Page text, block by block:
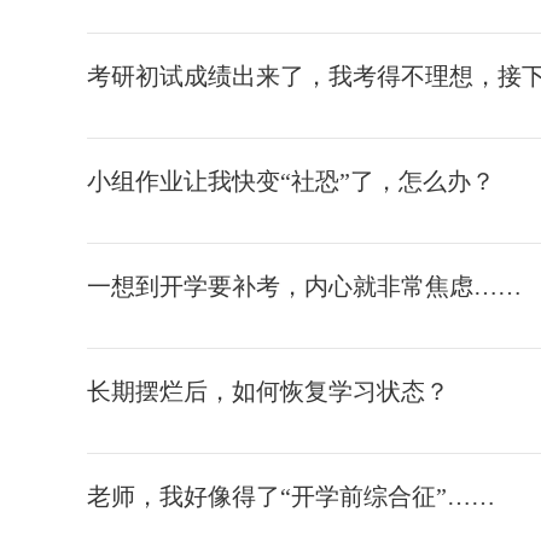
考研初试成绩出来了，我考得不理想，接
小组作业让我快变“社恐”了，怎么办？
一想到开学要补考，内心就非常焦虑……
长期摆烂后，如何恢复学习状态？
老师，我好像得了“开学前综合征”……